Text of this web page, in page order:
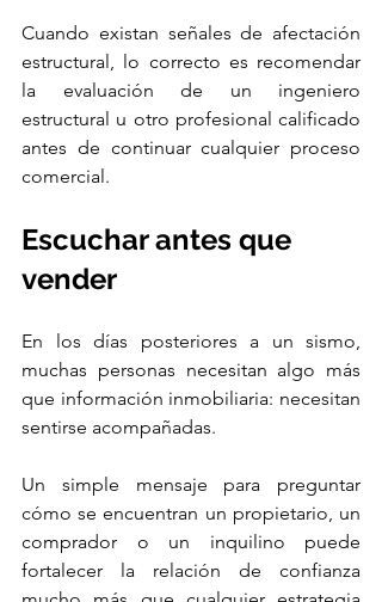
Cuando existan señales de afectación
estructural, lo correcto es recomendar
la evaluación de un ingeniero
estructural u otro profesional calificado
antes de continuar cualquier proceso
comercial.
Escuchar antes que
vender
En los días posteriores a un sismo,
muchas personas necesitan algo más
que información inmobiliaria: necesitan
sentirse acompañadas.
Un simple mensaje para preguntar
cómo se encuentran un propietario, un
comprador o un inquilino puede
fortalecer la relación de confianza